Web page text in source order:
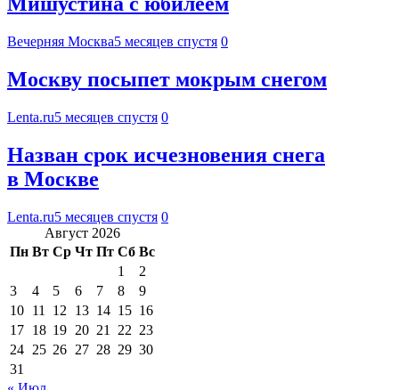
Вечерняя Москва5 месяцев спустя 0
Москву посыпет мокрым снегом
Lenta.ru5 месяцев спустя 0
Назван срок исчезновения снега
в Москве
Lenta.ru5 месяцев спустя 0
Август 2026
Пн Вт Ср Чт Пт Сб Вс
1
2
3
4 5 6 7 8
9
10 11 12 13 14 15 16
17 18 19 20 21 22 23
24 25 26 27 28 29 30
31